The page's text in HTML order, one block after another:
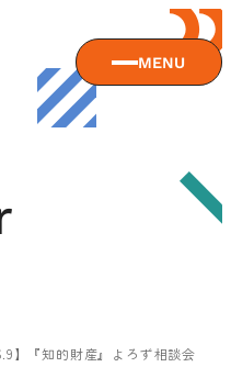
MENU
ーとは
スク
】『知的財産』よろず相談会